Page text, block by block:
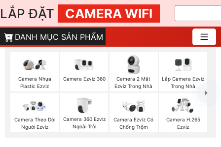
LẮP ĐẶT CAMERA WIFI
DANH MỤC SẢN PHẨM
Camera Nhựa
Plastic Ezviz
Camera Ezviz 360
Camera 2 Mắt
Ezviz Trong Nhà
Lắp Camera Ezviz
Trong Nhà
Camera Theo Dỏi
Người Ezviz
Camera 360 Ezviz
Ngoài Trời
Camera Ezviz Có
Chống Trộm
Camera H.265
Ezviz